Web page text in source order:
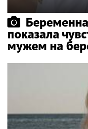
показала
мужем на